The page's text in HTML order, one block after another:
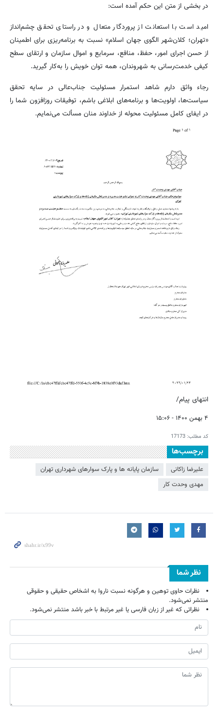
در بخشی از متن این حکم آمده است:
امید است با استعانت از پروردگار متعال و در راستای تحقق چشم‌انداز
«تهران؛ کلان‌شهر الگوی جهان اسلام» نسبت به برنامه‌ریزی برای اطمینان
از حسن اجرای امور، حفظ، منافع، سرمایع و اموال سازمان و ارتقای سطح
کیفی خدمت‌رسانی به شهروندان، همه توان خویش را به‌کار گیرید.
رجاء واثق دارم شاهد استمرار مسئولیت جناب‌عالی در سایه تحقق
سیاست‌ها، اولویت‌ها و برنامه‌های ابلاغی باشم، توفیقات روزافزون شما را
در ایفای کامل مسئولیت محوله از خداوند منان مسألت می‌نمایم.
انتهای پیام/
۴ بهمن ۱۴۰۰ - ۱۵:۰۶
کد مطلب: 17173
برچسب‌ها
علیرضا زاکانی
سازمان پایانه ها و پارک سوارهای شهرداری تهران
مهدی وحدت کار
نظر شما
نظرات حاوی توهین و هرگونه نسبت ناروا به اشخاص حقیقی و حقوقی
منتشر نمی‌شود.
نظراتی که غیر از زبان فارسی یا غیر مرتبط با خبر باشد منتشر نمی‌شود.